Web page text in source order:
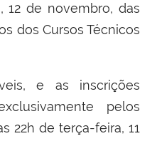
12 de novembro, das
dos Cursos Técnicos
e as inscrições
pelos
22h de terça-feira, 11